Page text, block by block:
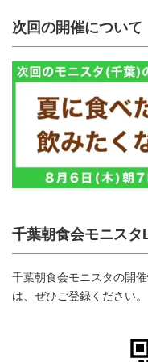
次回の開催について
千葉朝食会モニスタ
千葉朝食会モニスタの開
は、ぜひご登録ください。